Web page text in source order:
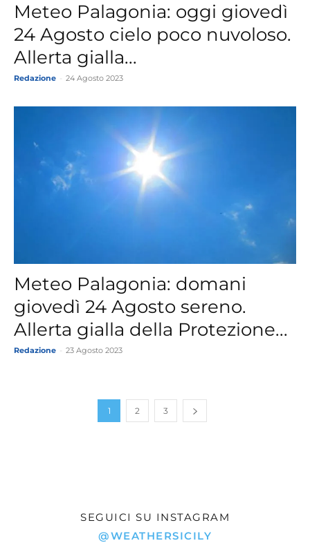
Meteo Palagonia: oggi giovedì
24 Agosto cielo poco nuvoloso.
Allerta gialla...
Redazione 24 Agosto 2023
Meteo Palagonia: domani
giovedì 24 Agosto sereno.
Allerta gialla della Protezione...
Redazione 23 Agosto 2023
1 2 3
SEGUICI SU INSTAGRAM
@WEATHERSICILY